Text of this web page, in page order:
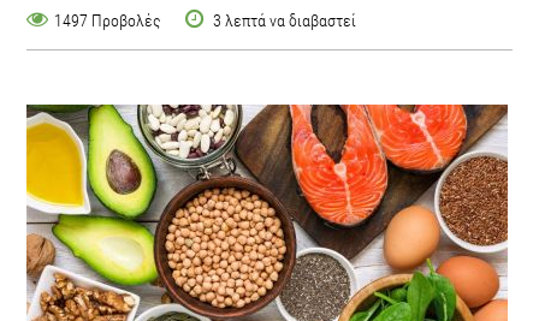
1497 Προβολές 3 λεπτά να διαβαστεί